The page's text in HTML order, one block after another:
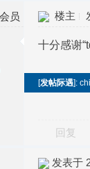
楼主
十分感谢
[发帖际遇]:
回复
发表于